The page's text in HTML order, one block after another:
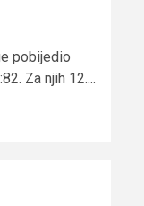
pobijedio
Za njih 12....